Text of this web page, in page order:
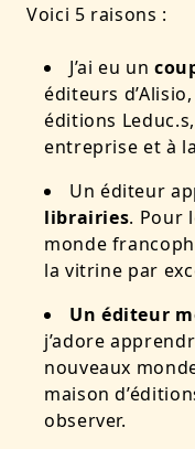
Voici 5 raisons :
J’ai eu un
éditeurs
éditions
entreprise et à
Un éditeur
librairies. Pour
monde
la vitrine par
Un éditeur
j’adore
nouveaux
maison
observer.